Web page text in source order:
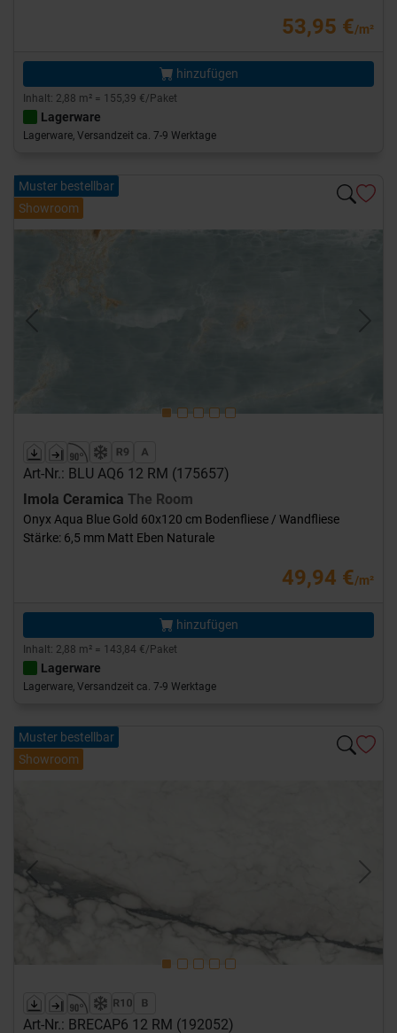
53,95 €/m²
hinzufügen
Inhalt: 2,88 m² = 155,39 €/Paket
Lagerware
Lagerware, Versandzeit ca. 7-9 Werktage
Muster bestellbar
Showroom
Art-Nr.: BLU AQ6 12 RM (175657)
Imola Ceramica The Room
Onyx Aqua Blue Gold 60x120 cm Bodenfliese / Wandfliese
Stärke: 6,5 mm Matt Eben Naturale
49,94 €/m²
hinzufügen
Inhalt: 2,88 m² = 143,84 €/Paket
Lagerware
Lagerware, Versandzeit ca. 7-9 Werktage
Muster bestellbar
Showroom
Previous Next
Art-Nr.: BRECAP6 12 RM (192052)